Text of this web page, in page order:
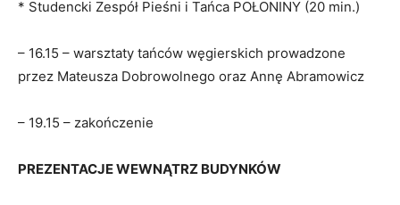
* Studencki Zespół Pieśni i Tańca POŁONINY (20 min.)
– 16.15 – warsztaty tańców węgierskich prowadzone
przez Mateusza Dobrowolnego oraz Annę Abramowicz
– 19.15 – zakończenie
PREZENTACJE WEWNĄTRZ BUDYNKÓW